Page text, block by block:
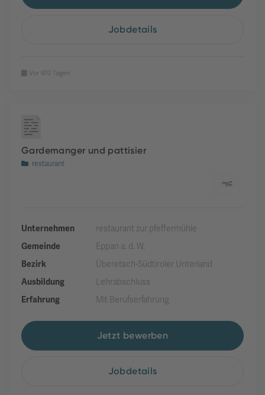
Jobdetails
Vor 970 Tagen
Gardemanger und pattisier
restaurant
Unternehmen
restaurant zur pfeffermühle
Gemeinde
Eppan a. d. W.
Bezirk
Überetsch-Südtiroler Unterland
Ausbildung
Lehrabschluss
Erfahrung
Mit Berufserfahrung
Jetzt bewerben
Jobdetails